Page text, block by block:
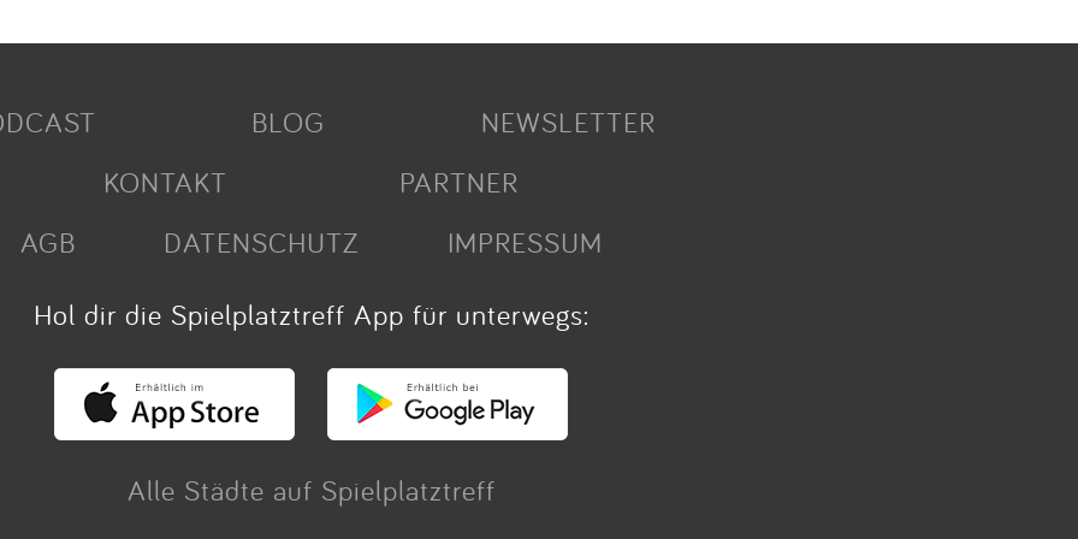
BLOG
NEWSLETTER
KONTAKT
PARTNER
AGB
DATENSCHUTZ
IMPRESSUM
Hol dir die Spielplatztreff App für unterwegs:
Alle Städte auf Spielplatztreff